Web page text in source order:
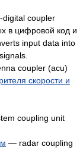
coupler
в цифровой код и
input data into
coupler (acu)
скорости и
coupling unit
— radar coupling